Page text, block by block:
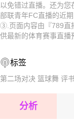
2026-08-
2026-08-
2026-08-
2026-08-
2026-08-
以免错过直播。还为
部联青年FC直播的近
③.页面内容由『789直
供最新的体育赛事直播
标签
第二场对决 篮球舞 评书
分析